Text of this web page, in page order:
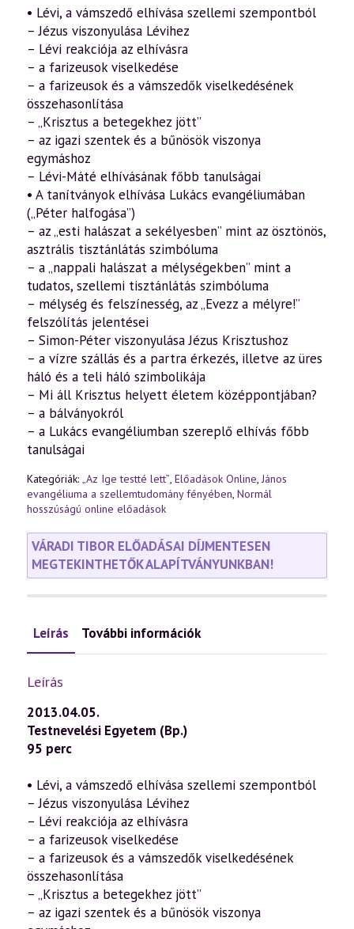
János
evangéliuma
a
szellemtudomány
fényében
12.
rész
(2013.04.05.)
mennyiség
• Lévi, a vámszedő elhívása szellemi szempontból
– Jézus viszonyulása Lévihez
– Lévi reakciója az elhívásra
– a farizeusok viselkedése
– a farizeusok és a vámszedők viselkedésének
összehasonlítása
– „Krisztus a betegekhez jött”
– az igazi szentek és a bűnösök viszonya
egymáshoz
– Lévi-Máté elhívásának főbb tanulságai
• A tanítványok elhívása Lukács evangéliumában
(„Péter halfogása”)
– az „esti halászat a sekélyesben” mint az ösztönös,
asztrális tisztánlátás szimbóluma
– a „nappali halászat a mélységekben” mint a
tudatos, szellemi tisztánlátás szimbóluma
– mélység és felszínesség, az „Evezz a mélyre!”
felszólítás jelentései
– Simon-Péter viszonyulása Jézus Krisztushoz
– a vízre szállás és a partra érkezés, illetve az üres
háló és a teli háló szimbolikája
– Mi áll Krisztus helyett életem középpontjában?
– a bálványokról
– a Lukács evangéliumban szereplő elhívás főbb
tanulságai
Kategóriák: „Az Ige testté lett”, Előadások Online, János
evangéliuma a szellemtudomány fényében, Normál
hosszúságú online előadások
VÁRADI TIBOR ELŐADÁSAI DÍJMENTESEN
MEGTEKINTHETŐK ALAPÍTVÁNYUNKBAN!
Leírás További információk
Leírás
2013.04.05.
Testnevelési Egyetem (Bp.)
95 perc
• Lévi, a vámszedő elhívása szellemi szempontból
– Jézus viszonyulása Lévihez
– Lévi reakciója az elhívásra
– a farizeusok viselkedése
– a farizeusok és a vámszedők viselkedésének
összehasonlítása
– „Krisztus a betegekhez jött”
– az igazi szentek és a bűnösök viszonya